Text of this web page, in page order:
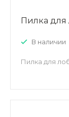
Пилка для
В наличии
Пилка для